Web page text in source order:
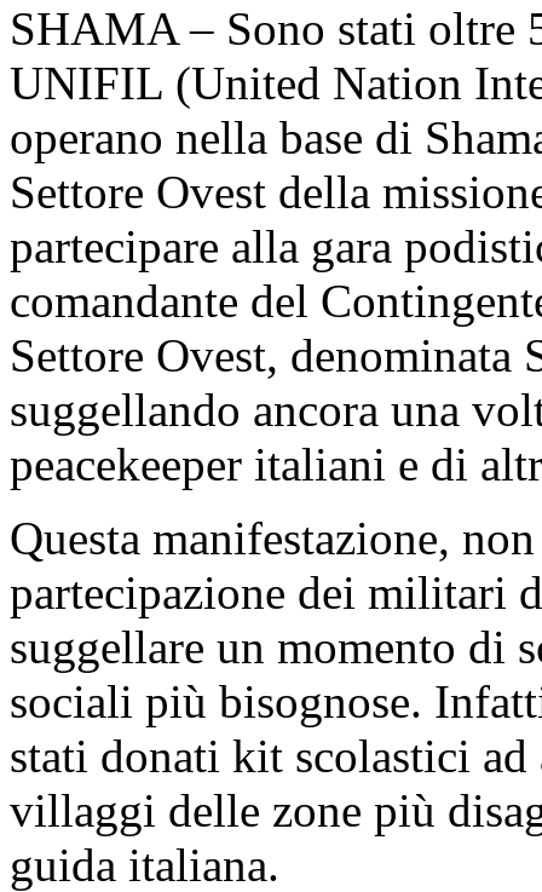
SHAMA – Sono stati oltre
UNIFIL (United Nation
operano nella base di
Settore Ovest della
partecipare alla gara
comandante del
Settore Ovest,
suggellando ancora una
peacekeeper italiani e di
Questa manifestazione,
partecipazione dei militari
suggellare un momento di
sociali più bisognose.
stati donati kit scolastici
villaggi delle zone più
guida italiana.